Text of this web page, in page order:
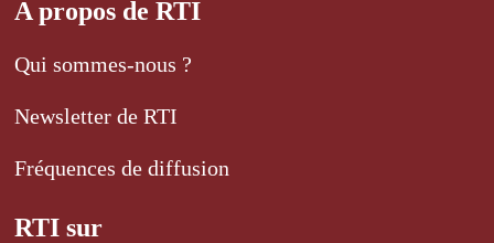
A propos de RTI
Qui sommes-nous ?
Newsletter de RTI
Fréquences de diffusion
RTI sur